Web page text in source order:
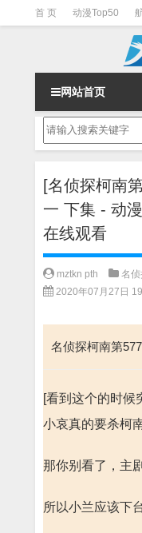
首 页 动漫Top50
一拳
网站首页
[名侦探柯南
一 下集 - 动
在线观看
mztkn pth
名
2020年07月27日
名侦探柯南第
[看到这个的时候
小哀真的要杀柯
那你别看了，主
所以小兰应该下